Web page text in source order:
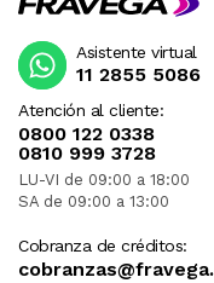
Atención al cliente:
0800 122 0338
0810 999 3728
LU-VI de 09:00 a 18:00
SA de 09:00 a 13:00
Cobranza de créditos:
Asistente virtual
11 2855 5086